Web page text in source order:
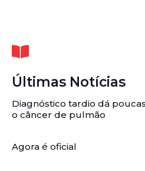
Últimas Notícias
Diagnóstico tardio dá
o câncer de pulmão
Agora é oficial